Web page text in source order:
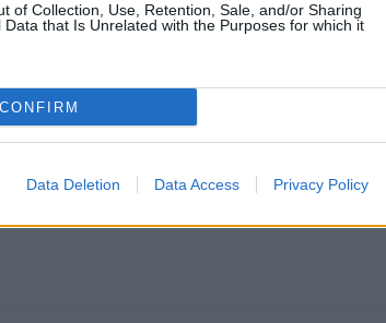
of Collection, Use, Retention, Sale, and/or Sharing
Data that Is Unrelated with the Purposes for which it
CONFIRM
Data Deletion Data Access Privacy Policy
Article següent